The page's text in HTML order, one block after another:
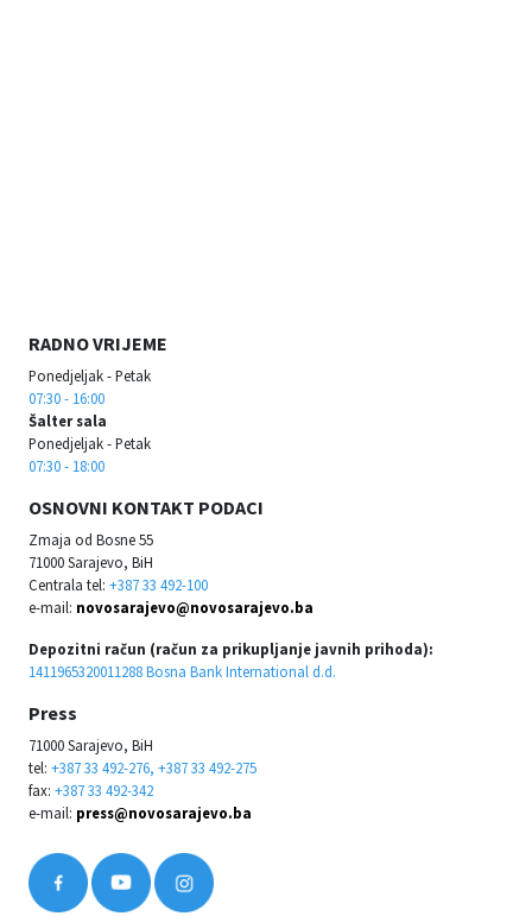
RADNO VRIJEME
Ponedjeljak - Petak
07:30 - 16:00
Šalter sala
Ponedjeljak - Petak
07:30 - 18:00
OSNOVNI KONTAKT PODACI
Zmaja od Bosne 55
71000 Sarajevo, BiH
Centrala tel: +387 33 492-100
e-mail: novosarajevo@novosarajevo.ba
Depozitni račun (račun za prikupljanje javnih prihoda):
1411965320011288 Bosna Bank International d.d.
Press
71000 Sarajevo, BiH
tel: +387 33 492-276, +387 33 492-275
fax: +387 33 492-342
e-mail: press@novosarajevo.ba